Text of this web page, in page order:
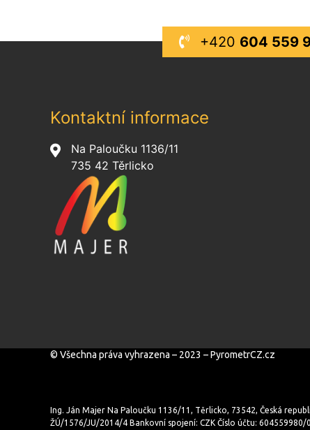
+420 604 559
Kontaktní informace
Na Paloučku 1136/11
735 42 Těrlicko
© Všechna práva vyhrazena – 2023 – PyrometrCZ.cz
Ing. Ján Majer Na Paloučku 1136/11, Těrlicko, 73542, Česká
ŽÚ/1576/JU/2014/4 Bankovní spojení: CZK Číslo účtu: 604559980/